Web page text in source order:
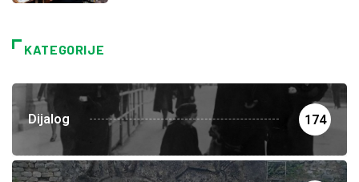
KATEGORIJE
Dijalog 174